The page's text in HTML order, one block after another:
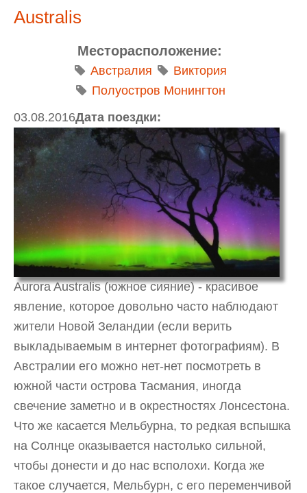
Australis
Месторасположение:
Австралия
Виктория
Полуостров Монингтон
Дата поездки:
03.08.2016
Aurora Australis (южное сияние) - красивое
явление, которое довольно часто наблюдают
жители Новой Зеландии (если верить
выкладываемым в интернет фотографиям). В
Австралии его можно нет-нет посмотреть в
южной части острова Тасмания, иногда
свечение заметно и в окрестностях Лонсестона.
Что же касается Мельбурна, то редкая вспышка
на Солнце оказывается настолько сильной,
чтобы донести и до нас всполохи. Когда же
такое случается, Мельбурн, с его переменчивой